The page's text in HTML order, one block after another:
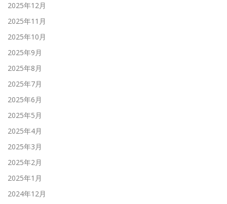
2025年12月
2025年11月
2025年10月
2025年9月
2025年8月
2025年7月
2025年6月
2025年5月
2025年4月
2025年3月
2025年2月
2025年1月
2024年12月